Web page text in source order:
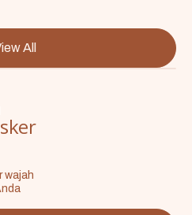
All
wajah